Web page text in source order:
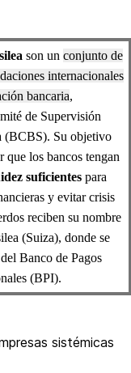
son un conjunto de
internacionales
bancaria,
de Supervisión
(BCBS). Su objetivo
que los bancos tengan
suficientespara
y evitar crisis
reciben su nombre
(Suiza), donde se
Banco de Pagos
(BPI).
sistémicas